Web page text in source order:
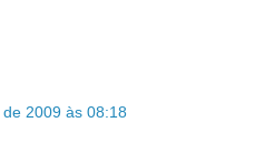
2009 às 08:18